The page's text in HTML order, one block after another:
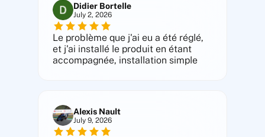
Didier Bortelle
July 2, 2026
Le problème que j'ai eu a été réglé,
et j'ai installé le produit en étant
accompagnée, installation simple
Alexis Nault
July 9, 2026